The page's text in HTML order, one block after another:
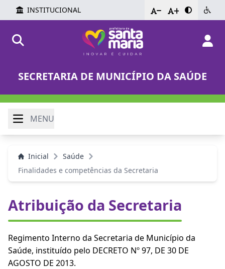
INSTITUCIONAL - +
SECRETARIA DE MUNICÍPIO DA SAÚDE
MENU
Inicial
Saúde
Finalidades e competências da Secretaria
Atribuição da Secretaria
Regimento Interno da Secretaria de Município da
Saúde, instituído pelo DECRETO Nº 97, DE 30 DE
AGOSTO DE 2013.